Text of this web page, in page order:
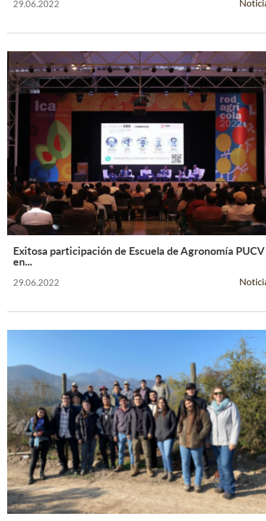
29.06.2022
Leer Más +
Exitosa participación de Escuela de Agronomía PUCV
en...
29.06.2022